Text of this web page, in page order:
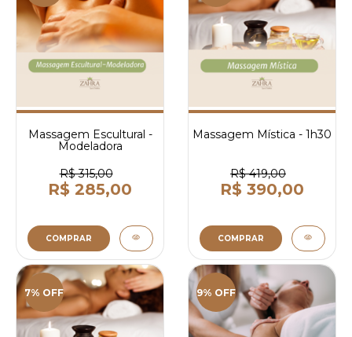
Massagem Escultural -
Modeladora
R$ 315,00
R$ 285,00
COMPRAR
Massagem Mística - 1h30
R$ 419,00
R$ 390,00
COMPRAR
7% OFF 9% OFF